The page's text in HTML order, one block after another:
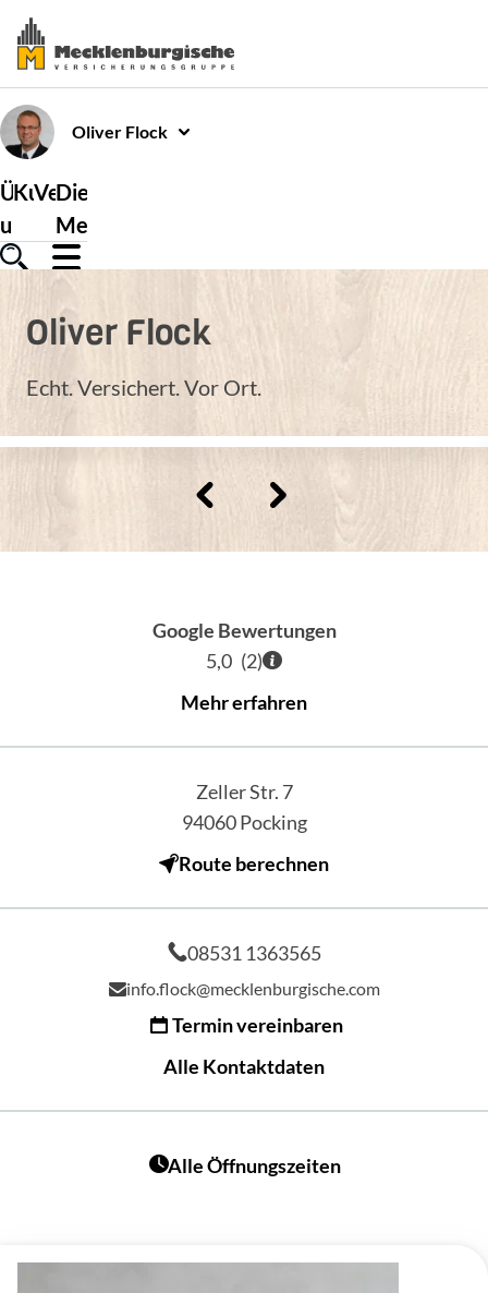
Oliver Flock
Über
uns
Kundenservice
Versicherungen
Die
Mecklenburgische
Oliver Flock
Echt. Versichert. Vor Ort.
Google Bewertungen
5,0 (2)
Mehr erfahren
Zeller Str. 7
94060 Pocking
Route berechnen
08531 1363565
info.flock@mecklenburgische.com
Termin vereinbaren
Alle Kontaktdaten
Alle Öffnungszeiten